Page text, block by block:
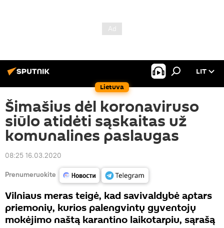
Lietuva
LIT
Šimašius dėl koronaviruso
siūlo atidėti sąskaitas už
komunalines paslaugas
08:25 16.03.2020
Prenumeruokite
Vilniaus meras teigė, kad savivaldybė aptars
priemonių, kurios palengvintų gyventojų
mokėjimo naštą karantino laikotarpiu, sąrašą